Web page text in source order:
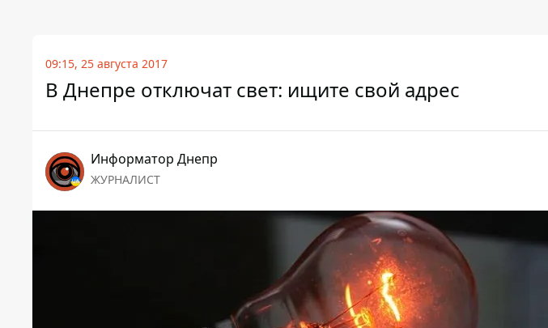
09:15, 25 августа 2017
В Днепре отключат свет: ищите свой адрес
Информатор Днепр
ЖУРНАЛИСТ